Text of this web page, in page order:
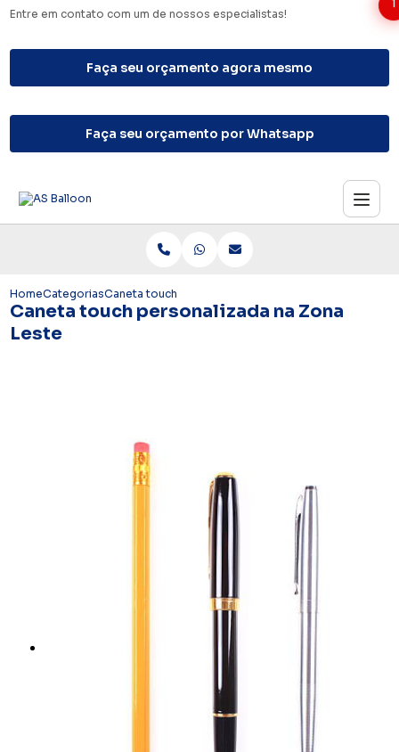
Entre em contato com um de nossos especialistas!
Faça seu orçamento agora mesmo
Faça seu orçamento por Whatsapp
HomeCategoriasCaneta touch personalizada na Zona Leste
Caneta touch personalizada na Zona
Leste
1